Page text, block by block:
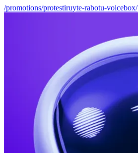
/promotions/protestiruyte-rabotu-voicebox/